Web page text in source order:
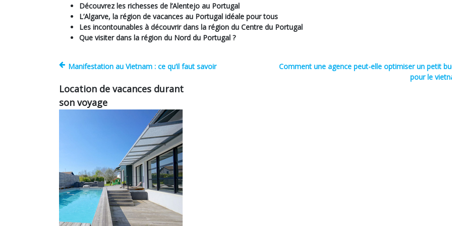
Découvrez les richesses de l’Alentejo au Portugal
L’Algarve, la région de vacances au Portugal idéale pour tous
Les incontounables à découvrir dans la région du Centre du Portugal
Que visiter dans la région du Nord du Portugal ?
Manifestation au Vietnam : ce qu’il faut savoir
Comment une agence peut-elle optimiser un petit
pour le
Location de vacances durant
son voyage